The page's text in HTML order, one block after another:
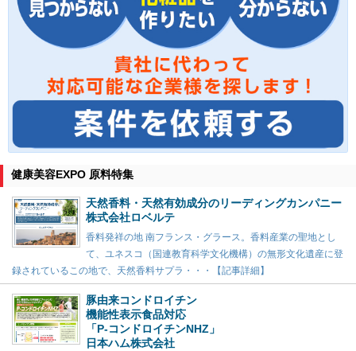
健康美容EXPO 原料特集
天然香料・天然有効成分のリーディングカンパニー
株式会社ロベルテ
香料発祥の地 南フランス・グラース。香料産業の聖地とし
て、ユネスコ（国連教育科学文化機構）の無形文化遺産に登
録されているこの地で、天然香料サプラ・・・【記事詳細】
豚由来コンドロイチン
機能性表示食品対応
「P-コンドロイチンNHZ」
日本ハム株式会社